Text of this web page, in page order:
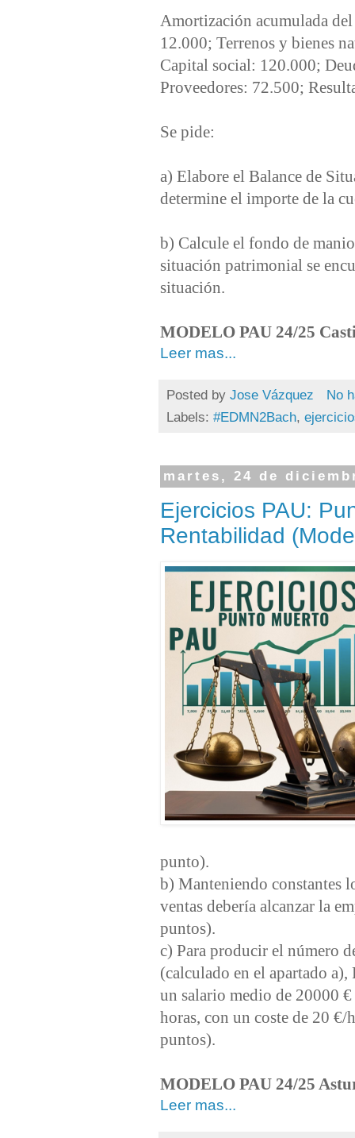
Amortización acumulada
12.000; Terrenos y bienes
Capital social: 120.000;
Proveedores: 72.500;
Se pide:
a) Elabore el Balance de
determine el importe de la
b) Calcule el fondo de
situación patrimonial se
situación.
MODELO PAU 24/25
Leer mas...
Posted by Jose Vázquez
No
Labels: #EDMN2Bach,
martes, 24 de
Ejercicios PAU:
Rentabilidad
punto).
b) Manteniendo constantes
ventas debería alcanzar la
puntos).
c) Para producir el número
(calculado en el apartado
un salario medio de 20000
horas, con un coste de 20
puntos).
MODELO PAU 24/25
Leer mas...